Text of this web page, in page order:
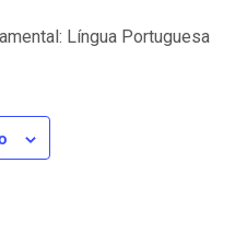
Língua Portuguesa